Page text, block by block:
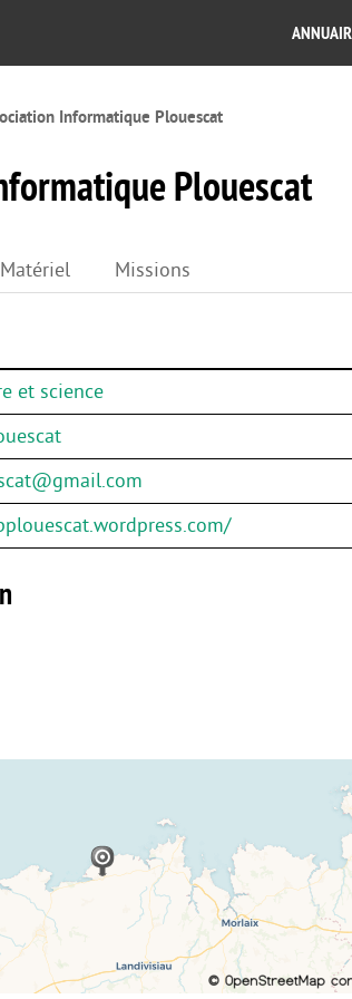
Informatique Plouescat
Plouescat
Matériel Missions
et science